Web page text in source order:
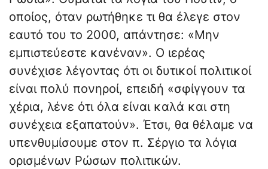
οποίος, όταν ρωτήθηκε τι θα έλεγε στον
εαυτό του το 2000, απάντησε: «Μην
εμπιστεύεστε κανέναν». Ο ιερέας
συνέχισε λέγοντας ότι οι δυτικοί πολιτικοί
είναι πολύ πονηροί, επειδή «σφίγγουν τα
χέρια, λένε ότι όλα είναι καλά και στη
συνέχεια εξαπατούν». Έτσι, θα θέλαμε να
υπενθυμίσουμε στον π. Σέργιο τα λόγια
ορισμένων Ρώσων πολιτικών.